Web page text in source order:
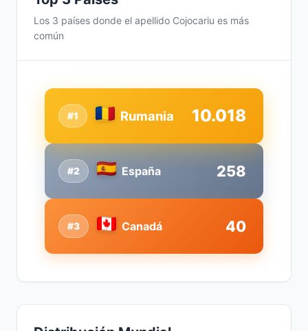
Los 3 países donde el apellido Cojocariu es más
común
#2 España 258
#1 Rumania 10.018
#3 Canadá 40